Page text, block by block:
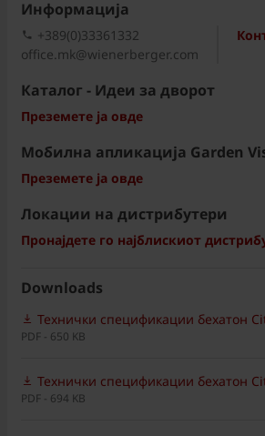
Информациja
+389(0)33361332
office.mk@wienerberger.com
Каталог - Идеи за дворот
Преземете ја овде
Мобилна апликација Garden
Преземете ја овде
Локации на дистрибутери
Пронајдете го најблискиот
Downloads
Технички спецификации бехатон
PDF - 650 KB
Технички спецификации бехатон
PDF - 694 KB